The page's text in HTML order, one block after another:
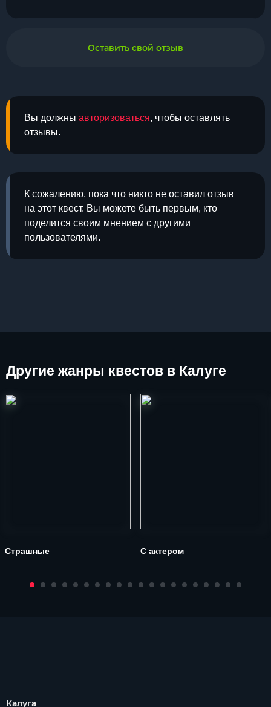
Вы должны авторизоваться, чтобы оставлять
отзывы.
К сожалению, пока что никто не оставил отзыв
на этот квест. Вы можете быть первым, кто
поделится своим мнением с другими
пользователями.
Оставить свой отзыв
Другие жанры квестов в Калуге
Страшные С актером
Калуга